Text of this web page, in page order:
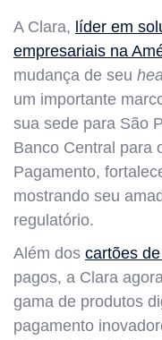
A Clara, líder em
empresariais na
mudança de seu
um importante
sua sede para São
Banco Central para
Pagamento,
mostrando seu
regulatório.
Além dos cartões
pagos, a Clara
gama de produtos
pagamento